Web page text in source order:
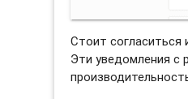
Стоит согласиться
Эти уведомления с